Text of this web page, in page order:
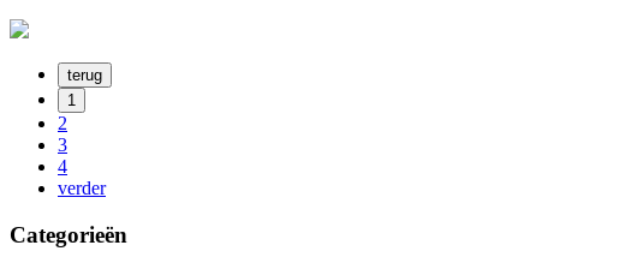
terug
1
2
3
4
verder
Categorieën